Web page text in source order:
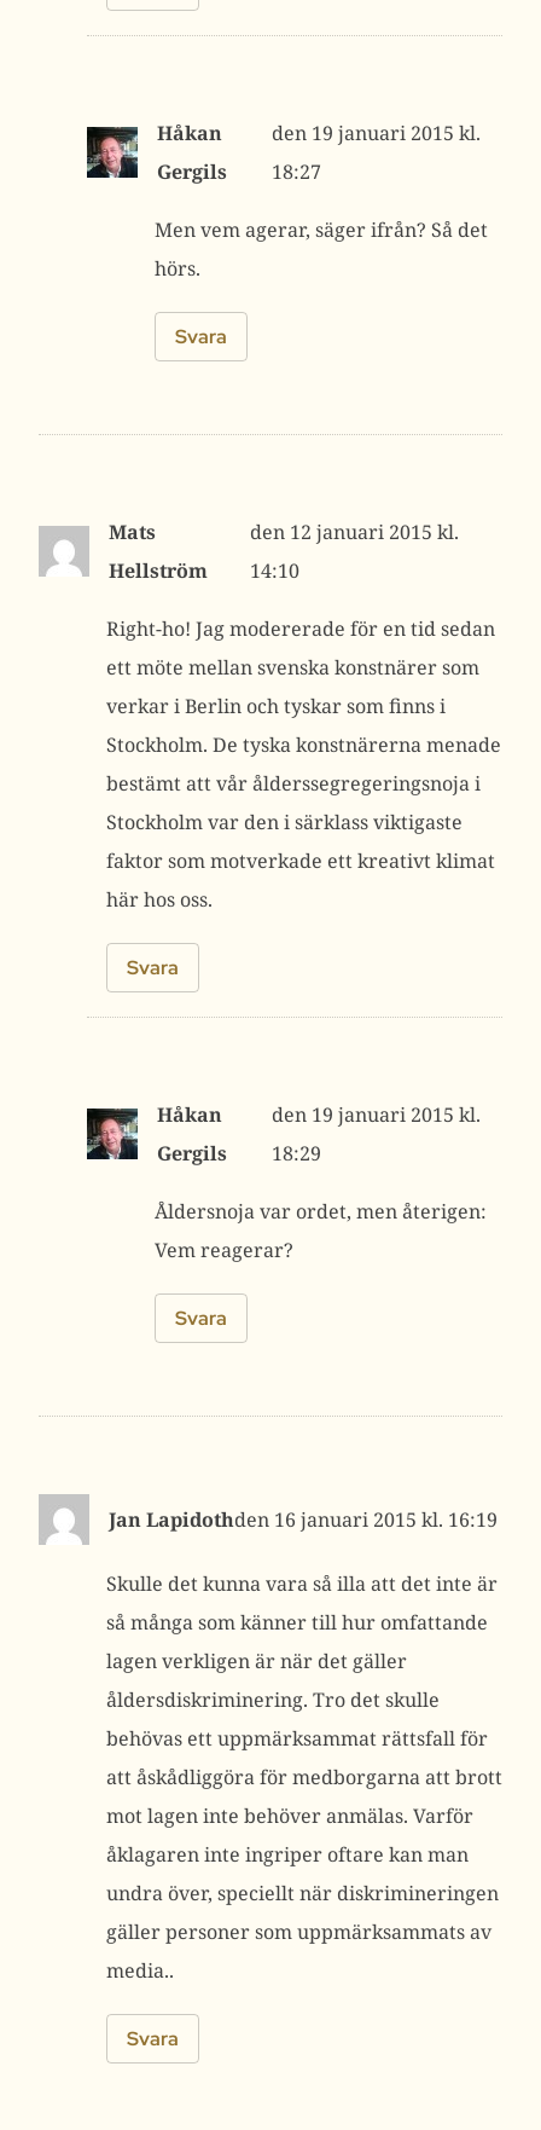
Håkan
Gergils
19 januari 2015 kl.
18:27
Men vem agerar, säger ifrån? Så det
hörs.
Svara
Mats
Hellström
12 januari 2015 kl.
14:10
Right-ho! Jag modererade för en tid sedan
ett möte mellan svenska konstnärer som
verkar i Berlin och tyskar som finns i
Stockholm. De tyska konstnärerna menade
bestämt att vår ålderssegregeringsnoja i
Stockholm var den i särklass viktigaste
faktor som motverkade ett kreativt klimat
här hos oss.
Svara
Håkan
Gergils
19 januari 2015 kl.
18:29
Åldersnoja var ordet, men återigen:
Vem reagerar?
Svara
Jan Lapidoth 16 januari 2015 kl. 16:19
Skulle det kunna vara så illa att det inte är
så många som känner till hur omfattande
lagen verkligen är när det gäller
åldersdiskriminering. Tro det skulle
behövas ett uppmärksammat rättsfall för
att åskådliggöra för medborgarna att brott
mot lagen inte behöver anmälas. Varför
åklagaren inte ingriper oftare kan man
undra över, speciellt när diskrimineringen
gäller personer som uppmärksammats av
media..
Svara